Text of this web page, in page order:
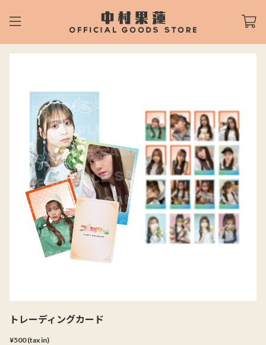
トレーディングカード
¥500 (tax in)